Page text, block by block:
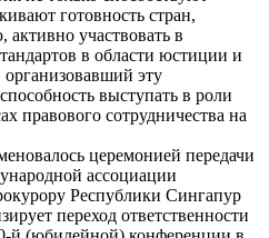
готовность стран,
участвовать в
в области юстиции и
эту
выступать в роли
правового сотрудничества на
церемонией передачи
ассоциации
Республики Сингапур
переход ответственности